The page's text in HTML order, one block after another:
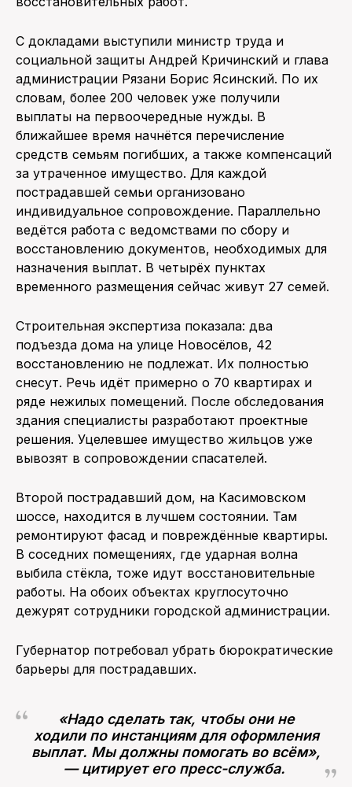
С докладами выступили министр труда и
социальной защиты Андрей Кричинский и глава
администрации Рязани Борис Ясинский. По их
словам, более 200 человек уже получили
выплаты на первоочередные нужды. В
ближайшее время начнётся перечисление
средств семьям погибших, а также компенсаций
за утраченное имущество. Для каждой
пострадавшей семьи организовано
индивидуальное сопровождение. Параллельно
ведётся работа с ведомствами по сбору и
восстановлению документов, необходимых для
назначения выплат. В четырёх пунктах
временного размещения сейчас живут 27 семей.
Строительная экспертиза показала: два
подъезда дома на улице Новосёлов, 42
восстановлению не подлежат. Их полностью
снесут. Речь идёт примерно о 70 квартирах и
ряде нежилых помещений. После обследования
здания специалисты разработают проектные
решения. Уцелевшее имущество жильцов уже
вывозят в сопровождении спасателей.
Второй пострадавший дом, на Касимовском
шоссе, находится в лучшем состоянии. Там
ремонтируют фасад и повреждённые квартиры.
В соседних помещениях, где ударная волна
выбила стёкла, тоже идут восстановительные
работы. На обоих объектах круглосуточно
дежурят сотрудники городской администрации.
Губернатор потребовал убрать бюрократические
барьеры для пострадавших.
«Надо сделать так, чтобы они не
ходили по инстанциям для оформления
выплат. Мы должны помогать во всём»,
— цитирует его пресс-служба.